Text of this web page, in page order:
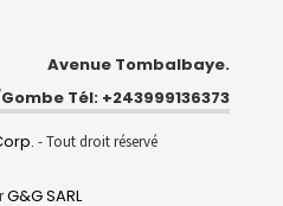
Avenue Tombalbaye.
Tél: +243999136373
- Tout droit réservé
G&G SARL